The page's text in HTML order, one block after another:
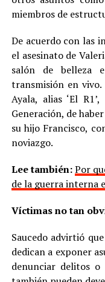
miembros de
De acuerdo con las
el asesinato de
salón de belleza
transmisión en vivo.
Ayala, alias ‘El
Generación, de
su hijo Francisco,
noviazgo.
Lee también:Por
de la guerra interna
Víctimas no tan
Saucedo advirtió
dedican a exponer
denunciar delitos